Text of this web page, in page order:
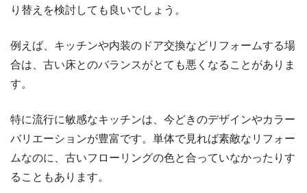
り替えを検討しても良いでしょう。
例えば、キッチンや内装のドア交換などリフォームする場
合は、古い床とのバランスがとても悪くなることがありま
す。
特に流行に敏感なキッチンは、今どきのデザインやカラー
バリエーションが豊富です。単体で見れば素敵なリフォー
ムなのに、古いフローリングの色と合っていなかったりす
ることもあります。